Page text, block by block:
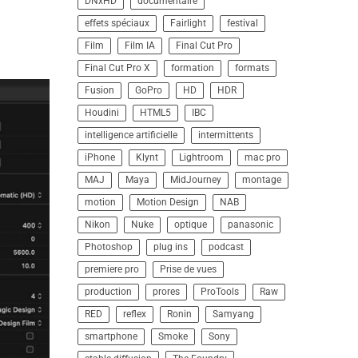
effets spéciaux
Fairlight
festival
Film
Film IA
Final Cut Pro
Final Cut Pro X
formation
formats
Fusion
GoPro HD
HDR
Houdini
HTML5
IBC
intelligence artificielle
intermittents
iPhone
Klynt Lightroom
mac pro
MAJ
Maya MidJourney
montage
motion
Motion Design
NAB
Nikon
Nuke optique
panasonic
Photoshop
plug ins
podcast
premiere pro
Prise de vues
production
prores ProTools
Raw
RED
reflex Ronin
Samyang
smartphone
Smoke
Sony